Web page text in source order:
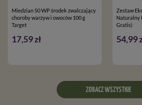
Miedzian 50 WP środek zwalczający
choroby warzyw i owoców 100 g
Target
17,59 zł
Zestaw
Naturalny
Gratis)
54,99
ZOBACZ WSZYSTKIE